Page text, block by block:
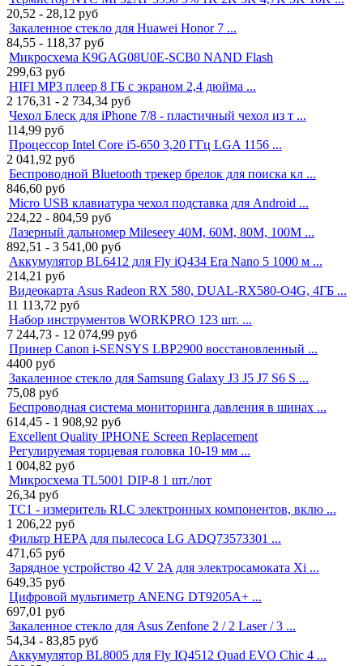
20,52 - 28,12 руб
Закаленное стекло для Huawei Honor 7 ...
84,55 - 118,37 руб
Микросхема K9GAG08U0E-SCB0 NAND Flash
299,63 руб
HIFI MP3 плеер 8 ГБ с экраном 2,4 дюйма ...
2 176,31 - 2 734,34 руб
Чехол Блеск для iPhone 7/8 - пластичный чехол из т ...
114,99 руб
Процессор Intel Core i5-650 3,20 ГГц LGA 1156 ...
2 041,92 руб
Беспроводной Bluetooth трекер брелок для поиска кл ...
846,60 руб
Micro USB клавиатура чехол подставка для Android ...
224,22 - 804,59 руб
Лазерный дальномер Mileseey 40M, 60M, 80M, 100M ...
892,51 - 3 541,00 руб
Аккумулятор BL6412 для Fly iQ434 Era Nano 5 1000 м ...
214,21 руб
Видеокарта Asus Radeon RX 580, DUAL-RX580-O4G, 4ГБ ...
11 113,72 руб
Набор инструментов WORKPRO 123 шт. ...
7 244,73 - 12 074,99 руб
Принер Canon i-SENSYS LBP2900 восстановленный ...
4400 руб
Закаленное стекло для Samsung Galaxy J3 J5 J7 S6 S ...
75,08 руб
Беспроводная система мониторинга давления в шинах ...
614,45 - 1 908,92 руб
Excellent Quality IPHONE Screen Replacement
Регулируемая торцевая головка 10-19 мм ...
1 004,82 руб
Микросхема TL5001 DIP-8 1 шт./лот
26,34 руб
TC1 - измеритель RLC электронных компонентов, вклю ...
1 206,22 руб
Фильтр HEPA для пылесоса LG ADQ73573301 ...
471,65 руб
Зарядное устройство 42 V 2A для электросамоката Xi ...
649,35 руб
Цифровой мультиметр ANENG DT9205A+ ...
697,01 руб
Закаленное стекло для Asus Zenfone 2 / 2 Laser / 3 ...
54,34 - 83,85 руб
Аккумулятор BL8005 для Fly IQ4512 Quad EVO Chic 4 ...